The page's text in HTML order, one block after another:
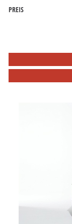
PREIS